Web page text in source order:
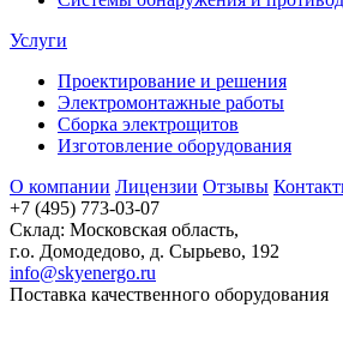
Услуги
Проектирование и решения
Электромонтажные работы
Сборка электрощитов
Изготовление оборудования
О компании Лицензии Отзывы
+7 (495) 773-03-07
Склад: Московская область,
г.о. Домодедово, д. Сырьево, 192
info@skyenergo.ru
Поставка качественного оборудования